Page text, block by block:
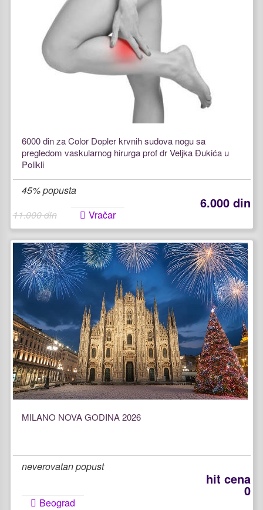
6000 din za Color Dopler krvnih sudova nogu sa
pregledom vaskularnog hirurga prof dr Veljka Đukića u
Polikli
45% popusta
6.000 din
11.000 din Vračar
MILANO NOVA GODINA 2026
neverovatan popust
hit cena
0
Beograd